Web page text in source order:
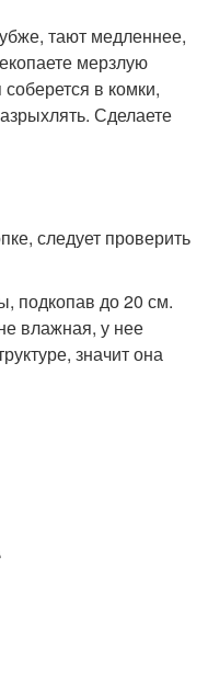
тают медленнее,
мерзлую
в комки,
Сделаете
следует проверить
подкопав до 20 см.
влажная, у нее
значит она